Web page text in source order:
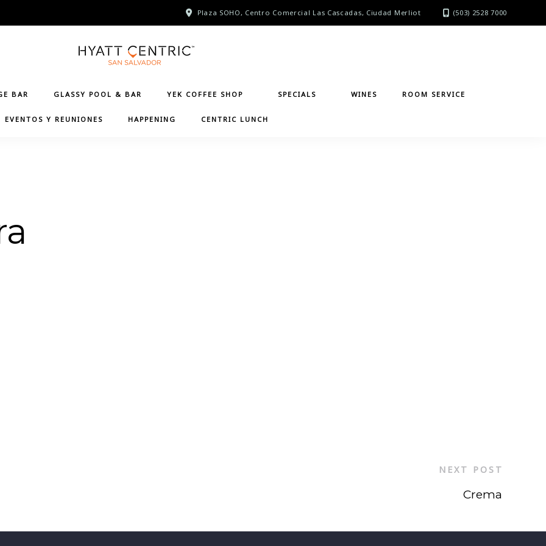
Plaza SOHO, Centro Comercial Las Cascadas, Ciudad Merliot (503) 2528 7000
BAR GLASSY POOL & BAR YEK COFFEE SHOP SPECIALS WINES ROOM SERVICE
EVENTOS Y REUNIONES HAPPENING CENTRIC LUNCH
NEXT POST
Crema